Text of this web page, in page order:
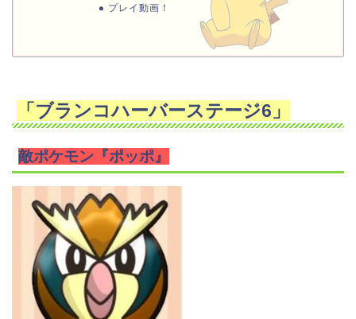
プレイ動画！
「ブランコハーバーステージ6」
敵ポケモン『ポッポ』